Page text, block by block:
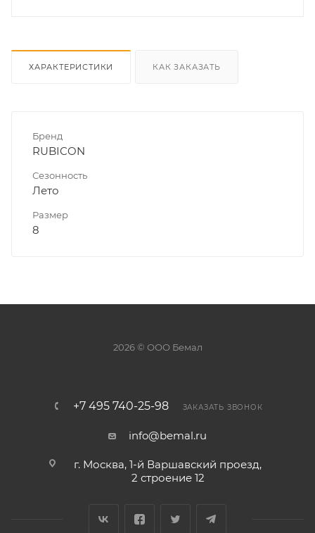
ХАРАКТЕРИСТИКИ КАК ЗАКАЗАТЬ
Бренд
RUBICON
Сезонность
Лето
Размер
8
2026 © ООО Бемал
+7 495 740-25-98 ЗАКАЗАТЬ ЗВОНОК
info@bemal.ru
г. Москва, 1-й Варшавский проезд,
2 строение 12